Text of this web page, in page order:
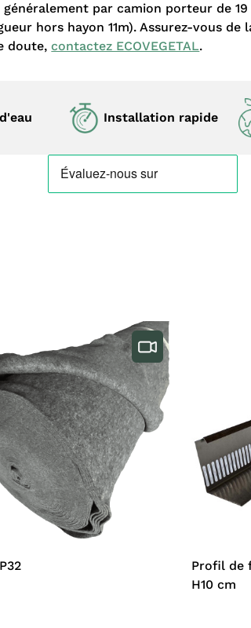
par camion porteur de
hors hayon 11m). Assurez-vous de
doute,contactez ECOVEGETAL.
Installation rapide
Profil de
H10 cm